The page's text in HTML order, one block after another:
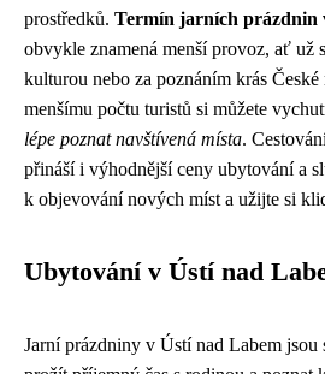
prostředků. Termín jarních prázdnin
obvykle znamená menší provoz, ať už
kulturou nebo za poznáním krás
menšímu počtu turistů si můžete
lépe poznat navštívená místa.
přináší i výhodnější ceny ubytování a
k objevování nových míst a užijte si
Ubytování v Ústí nad
Jarní prázdniny v Ústí nad Labem